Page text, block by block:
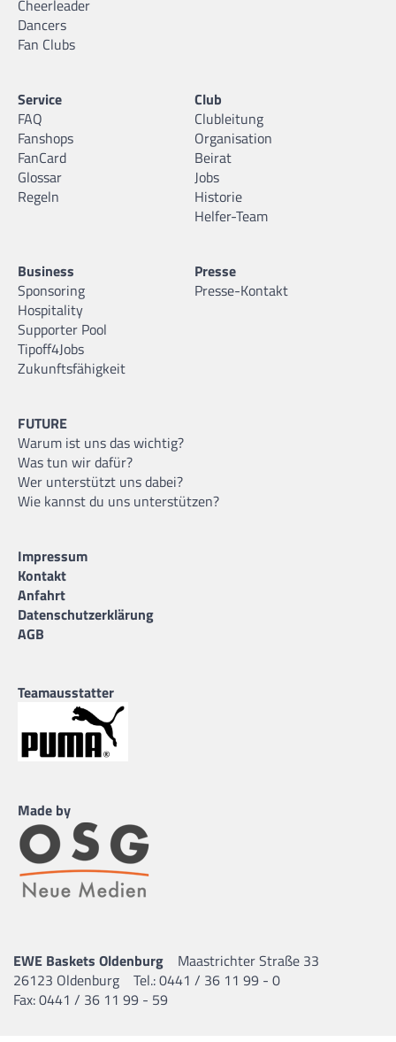
Cheerleader
Dancers
Fan Clubs
Service
FAQ
Fanshops
FanCard
Glossar
Regeln
Club
Clubleitung
Organisation
Beirat
Jobs
Historie
Helfer-Team
Business
Sponsoring
Hospitality
Supporter Pool
Tipoff4Jobs
Zukunftsfähigkeit
Presse
Presse-Kontakt
FUTURE
Warum ist uns das wichtig?
Was tun wir dafür?
Wer unterstützt uns dabei?
Wie kannst du uns unterstützen?
Impressum
Kontakt
Anfahrt
Datenschutzerklärung
AGB
Teamausstatter
Made by
EWE Baskets Oldenburg
Maastrichter Straße 33
26123 Oldenburg
Tel.: 0441 / 36 11 99 - 0
Fax: 0441 / 36 11 99 - 59